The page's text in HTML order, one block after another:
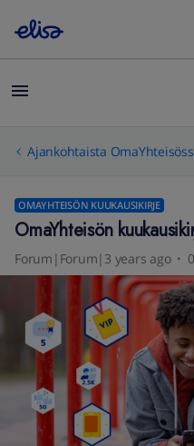
Ajankohtaista
OMAYHTEISÖN KUUKAUSIKIRJE
OmaYhteisön
Forum|Forum|3 years ago